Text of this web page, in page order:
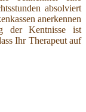
absolviert
anerkennen
der Kentnisse ist
Ihr Therapeut auf